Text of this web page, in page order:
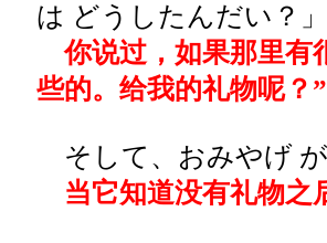
は どうしたんだい？」
你说过，如果那里有
些的。给我的礼物呢？”
そして、おみやげ
当它知道没有礼物之